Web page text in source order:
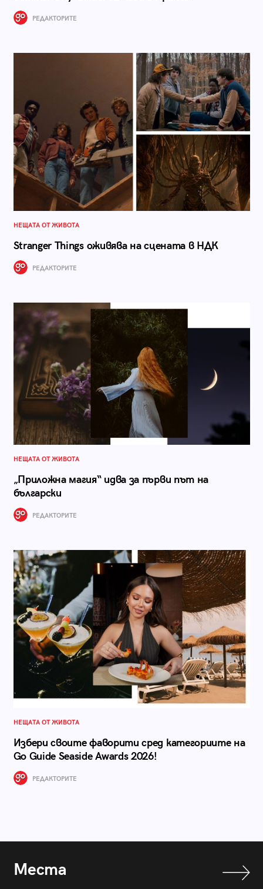
РЕДАКТОРИТЕ
НЕЩАТА ОТ ЖИВОТА
Stranger Things оживява на сцената в НДК
РЕДАКТОРИТЕ
НЕЩАТА ОТ ЖИВОТА
„Приложна магия“ идва за първи път на
български
РЕДАКТОРИТЕ
НЕЩАТА ОТ ЖИВОТА
Избери своите фаворити сред категориите на
Go Guide Seaside Awards 2026!
РЕДАКТОРИТЕ
Места